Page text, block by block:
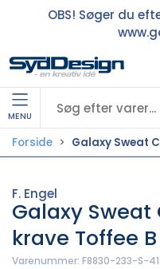
OBS! Søger du
MENU
Forside Galaxy Sweat
F. Engel
Galaxy
krave Toffee B
Varenummer: F8830-233-S-